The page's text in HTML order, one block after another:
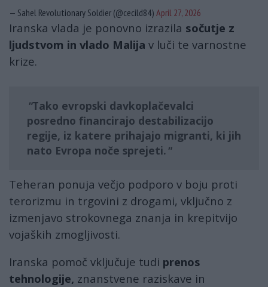
— Sahel Revolutionary Soldier (@cecild84) April 27, 2026
Iranska vlada je ponovno izrazila sočutje z
ljudstvom in vlado Malija v luči te varnostne
krize.
Tako evropski davkoplačevalci
posredno financirajo destabilizacijo
regije, iz katere prihajajo migranti, ki jih
nato Evropa noče sprejeti.
Teheran ponuja večjo podporo v boju proti
terorizmu in trgovini z drogami, vključno z
izmenjavo strokovnega znanja in krepitvijo
vojaških zmogljivosti.
Iranska pomoč vključuje tudi prenos
tehnologije, znanstvene raziskave in